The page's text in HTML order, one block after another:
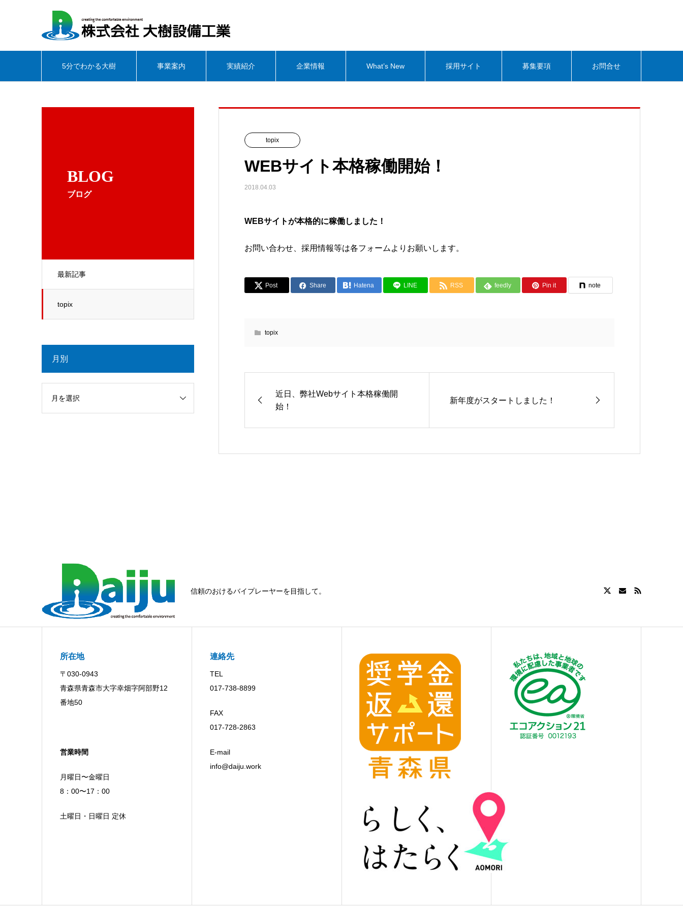
5分でわかる大樹 事業案内 実績紹介 企業情報 What’s New 採用サイト 募集要項 お問合せ
BLOG
ブログ
最新記事
topix
topix
WEBサイト本格稼働開始！
2018.04.03
WEBサイトが本格的に稼働しました！
お問い合わせ、採用情報等は各フォームよりお願いします。
Post Share Hatena LINE RSS feedly Pin it note
topix
近日、弊社Webサイト本格稼働開
始！
新年度がスタートしました！
月別
信頼のおけるバイプレーヤーを目指して。
所在地
〒030-0943
青森県青森市大字幸畑字阿部野12
番地50
営業時間
月曜日〜金曜日
8：00〜17：00
土曜日・日曜日 定休
連絡先
TEL
017-738-8899
FAX
017-728-2863
E-mail
info@daiju.work